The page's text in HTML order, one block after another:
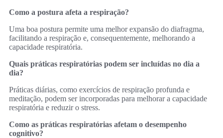
Como a postura afeta a respiração?
Uma boa postura permite uma melhor expansão do diafragma,
facilitando a respiração e, consequentemente, melhorando a
capacidade respiratória.
Quais práticas respiratórias podem ser incluídas no dia a
dia?
Práticas diárias, como exercícios de respiração profunda e
meditação, podem ser incorporadas para melhorar a capacidade
respiratória e reduzir o stress.
Como as práticas respiratórias afetam o desempenho
cognitivo?